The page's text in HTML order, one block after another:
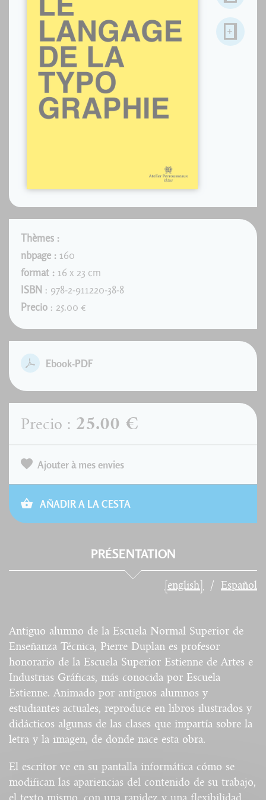
Thèmes :
nbpage : 160
format : 16 x 23 cm
ISBN : 978-2-911220-38-8
Precio : 25.00 €
Ebook-PDF
Precio : 25.00 €
Ajouter à mes envies
AÑADIR A LA CESTA
PRÉSENTATION
[english] Español
Antiguo alumno de la Escuela Normal Superior de
Enseñanza Técnica, Pierre Duplan es profesor
honorario de la Escuela Superior Estienne de Artes e
Industrias Gráficas, más conocida por Escuela
Estienne. Animado por antiguos alumnos y
estudiantes actuales, reproduce en libros ilustrados y
didácticos algunas de las clases que impartía sobre la
letra y la imagen, de donde nace esta obra.
El escritor ve en su pantalla informática cómo se
modifican las apariencias del contenido de su trabajo,